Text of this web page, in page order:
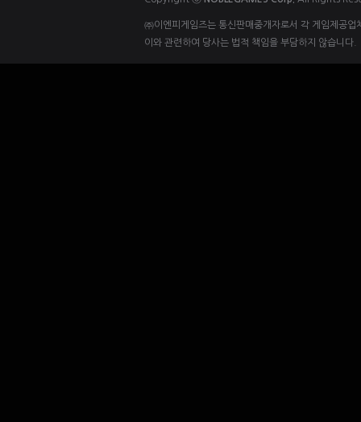
㈜이엔피게임즈는 통신판매중개자로서 각 게임제공
이와 관련하여 당사는 법적 책임을 부담하지 않습니다.